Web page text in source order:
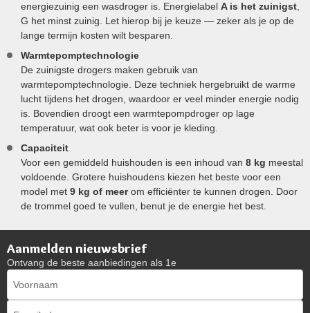
energiezuinig een wasdroger is. Energielabel A is het zuinigst
G het minst zuinig. Let hierop bij je keuze — zeker als je op de
lange termijn kosten wilt besparen.
Warmtepomptechnologie
De zuinigste drogers maken gebruik van
warmtepomptechnologie. Deze techniek hergebruikt de warme
lucht tijdens het drogen, waardoor er veel minder energie nodig
is. Bovendien droogt een warmtepompdroger op lage
temperatuur, wat ook beter is voor je kleding.
Capaciteit
Voor een gemiddeld huishouden is een inhoud van 8 kg meestal
voldoende. Grotere huishoudens kiezen het beste voor een
model met 9 kg of meerom efficiënter te kunnen drogen. Door
de trommel goed te vullen, benut je de energie het best.
Aanmelden nieuwsbrief
Ontvang de beste aanbiedingen als 1e